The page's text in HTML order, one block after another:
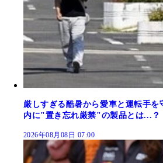
厳しすぎる酷暑から愛車と運転手
内に"置き忘れ厳禁"の製品とは...？
2026年08月08日 07:00